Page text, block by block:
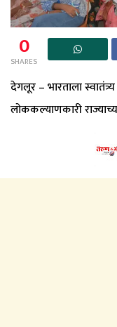
0
SHARES
देगलूर – भारताला
लोककल्याणकारी